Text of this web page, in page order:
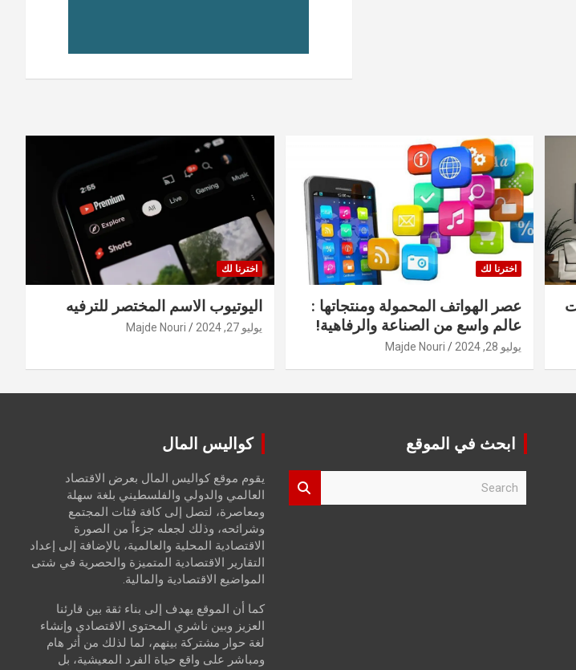
اخترنا لك
عصر الهواتف المحمولة ومنتجاتها :
عالم واسع من الصناعة والرفاهية!
يوليو 28, 2024 Majde Nouri
اخترنا لك
اليوتيوب الاسم المختصر للترفيه
يوليو 27, 2024 Majde Nouri
ابحث في الموقع كواليس المال
يقوم موقع كواليس المال بعرض الاقتصاد
العالمي والدولي والفلسطيني بلغة سهلة
ومعاصرة، لتصل إلى كافة فئات المجتمع
وشرائحه، وذلك لجعله جزءاً من الصورة
الاقتصادية المحلية والعالمية، بالإضافة إلى إعداد
التقارير الاقتصادية المتميزة والحصرية في شتى
المواضيع الاقتصادية والمالية.
كما أن الموقع يهدف إلى بناء ثقة بين قارئنا
العزيز وبين ناشري المحتوى الاقتصادي وإنشاء
لغة حوار مشتركة بينهم، لما لذلك من أثر هام
ومباشر على واقع حياة الفرد المعيشية، بل